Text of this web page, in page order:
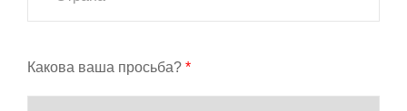
Какова ваша просьба? *